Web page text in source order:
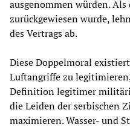
ausgenommen würden. Als
zurückgewiesen wurde,
des Vertrags ab.
Diese Doppelmoral
Luftangriffe zu
Definition legitimer
die Leiden der serbischen
maximieren. Wasser- und